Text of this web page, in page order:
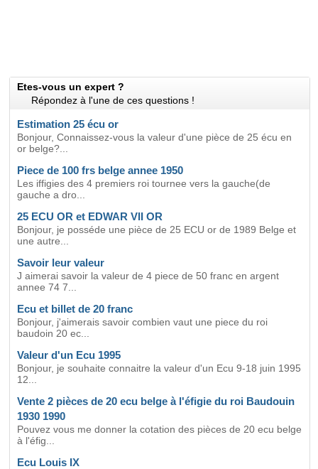
Etes-vous un expert ?
Répondez à l'une de ces questions !
Estimation 25 écu or
Bonjour, Connaissez-vous la valeur d'une pièce de 25 écu en
or belge?...
Piece de 100 frs belge annee 1950
Les iffigies des 4 premiers roi tournee vers la gauche(de
gauche a dro...
25 ECU OR et EDWAR VII OR
Bonjour, je posséde une pièce de 25 ECU or de 1989 Belge et
une autre...
Savoir leur valeur
J aimerai savoir la valeur de 4 piece de 50 franc en argent
annee 74 7...
Ecu et billet de 20 franc
Bonjour, j'aimerais savoir combien vaut une piece du roi
baudoin 20 ec...
Valeur d'un Ecu 1995
Bonjour, je souhaite connaitre la valeur d'un Ecu 9-18 juin 1995
12...
Vente 2 pièces de 20 ecu belge à l'éfigie du roi Baudouin
1930 1990
Pouvez vous me donner la cotation des pièces de 20 ecu belge
à l'éfig...
Ecu Louis IX